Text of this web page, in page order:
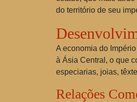
do território de seu
A economia do
à Ásia Central, o que
especiarias, joias,
Relações